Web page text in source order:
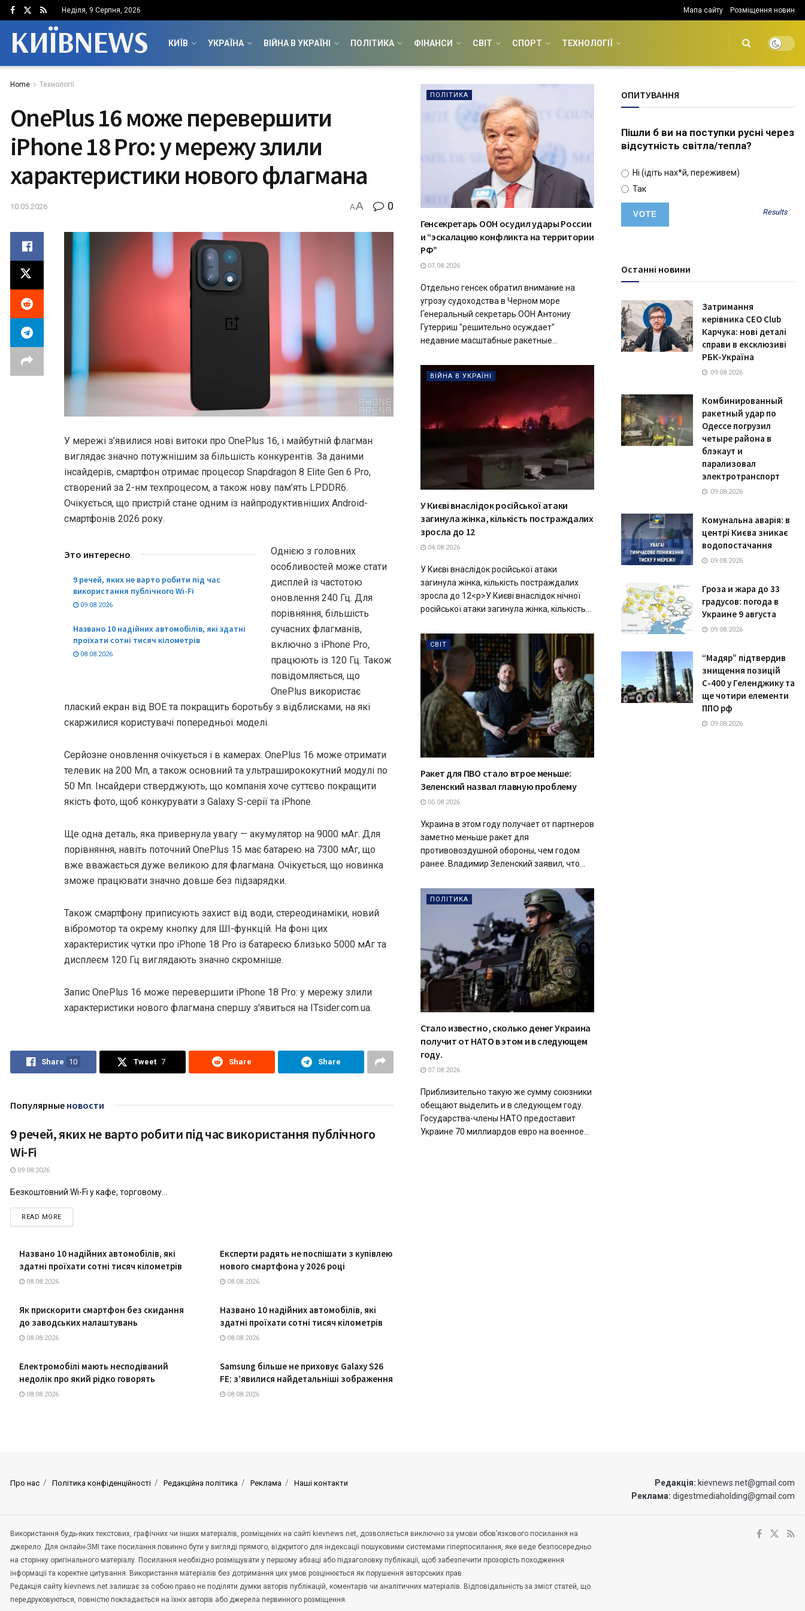
Неділя, 9 Серпня, 2026 Мапа сайту Розміщення новин
КИЇВNEWS КИЇВ УКРАЇНА ВІЙНА В УКРАЇНІ ПОЛІТИКА ФІНАНСИ СВІТ СПОРТ ТЕХНОЛОГІЇ
Home Технології
OnePlus 16 може перевершити
iPhone 18 Pro: у мережу злили
характеристики нового флагмана
10.05.2026 AA 0
У мережі з’явилися нові витоки про OnePlus 16, і майбутній флагман
виглядає значно потужнішим за більшість конкурентів. За даними
інсайдерів, смартфон отримає процесор Snapdragon 8 Elite Gen 6 Pro,
створений за 2-нм техпроцесом, а також нову пам’ять LPDDR6.
Очікується, що пристрій стане одним із найпродуктивніших Android-
смартфонів 2026 року.
Это интересно
9 речей, яких не варто робити під час
використання публічного Wi-Fi
09.08.2026
Названо 10 надійних автомобілів, які здатні
проїхати сотні тисяч кілометрів
08.08.2026
Однією з головних
особливостей може стати
дисплей із частотою
оновлення 240 Гц. Для
порівняння, більшість
сучасних флагманів,
включно з iPhone Pro,
працюють із 120 Гц. Також
повідомляється, що
OnePlus використає
плаский екран від BOE та покращить боротьбу з відблисками, на які
скаржилися користувачі попередньої моделі.
Серйозне оновлення очікується і в камерах. OnePlus 16 може отримати
телевик на 200 Мп, а також основний та ультраширококутний модулі по
50 Мп. Інсайдери стверджують, що компанія хоче суттєво покращити
якість фото, щоб конкурувати з Galaxy S-серії та iPhone.
Ще одна деталь, яка привернула увагу — акумулятор на 9000 мАг. Для
порівняння, навіть поточний OnePlus 15 має батарею на 7300 мАг, що
вже вважається дуже великою для флагмана. Очікується, що новинка
зможе працювати значно довше без підзарядки.
Також смартфону приписують захист від води, стереодинаміки, новий
вібромотор та окрему кнопку для ШI-функцій. На фоні цих
характеристик чутки про iPhone 18 Pro із батареєю близько 5000 мАг та
дисплеєм 120 Гц виглядають значно скромніше.
Запис OnePlus 16 може перевершити iPhone 18 Pro: у мережу злили
характеристики нового флагмана спершу з'явиться на ITsider.com.ua.
Share 10 Tweet 7 Share Share
Популярные новости
ТЕХНОЛОГІЇ
9 речей, яких не варто робити під час використання публічного
Wi-Fi
09.08.2026
Безкоштовний Wi-Fi у кафе, торговому...
READ MOREDETAILS
Названо 10 надійних автомобілів, які
здатні проїхати сотні тисяч кілометрів
08.08.2026
Експерти радять не поспішати з купівлею
нового смартфона у 2026 році
08.08.2026
Як прискорити смартфон без скидання
до заводських налаштувань
08.08.2026
Названо 10 надійних автомобілів, які
здатні проїхати сотні тисяч кілометрів
08.08.2026
Електромобілі мають несподіваний
недолік про який рідко говорять
08.08.2026
Samsung більше не приховує Galaxy S26
FE: з’явилися найдетальніші зображення
08.08.2026
ПОЛІТИКА
Генсекретарь ООН осудил удары России
и “эскалацию конфликта на территории
РФ”
07.08.2026
Отдельно генсек обратил внимание на
угрозу судоходства в Черном море
Генеральный секретарь ООН Антониу
Гутерриш "решительно осуждает"
недавние масштабные ракетные...
ВІЙНА В УКРАЇНІ
У Києві внаслідок російської атаки
загинула жінка, кількість постраждалих
зросла до 12
04.08.2026
У Києві внаслідок російської атаки
загинула жінка, кількість постраждалих
зросла до 12<p>У Києві внаслідок нічної
російської атаки загинула жінка, кількість...
СВІТ
Ракет для ПВО стало втрое меньше:
Зеленский назвал главную проблему
05.08.2026
Украина в этом году получает от партнеров
заметно меньше ракет для
противовоздушной обороны, чем годом
ранее. Владимир Зеленский заявил, что...
ПОЛІТИКА
Стало известно, сколько денег Украина
получит от НАТО в этом и в следующем
году.
07.08.2026
Приблизительно такую же сумму союзники
обещают выделить и в следующем году.
Государства-члены НАТО предоставит
Украине 70 миллиардов евро на военное...
ОПИТУВАННЯ
Пішли б ви на поступки русні через
відсутність світла/тепла?
Ні (ідіть нах*й, переживем)
Так
Results
Останні новини
Затримання
керівника CEO Club
Карчука: нові деталі
справи в ексклюзиві
РБК-Україна
09.08.2026
Комбинированный
ракетный удар по
Одессе погрузил
четыре района в
блэкаут и
парализовал
электротранспорт
09.08.2026
Комунальна аварія: в
центрі Києва зникає
водопостачання
09.08.2026
Гроза и жара до 33
градусов: погода в
Украине 9 августа
09.08.2026
“Мадяр” підтвердив
знищення позицій
С-400 у Геленджику та
ще чотири елементи
ППО рф
09.08.2026
Про нас Політика конфіденційності Редакційна політика Реклама Наші контакти Редакція: kievnews.net@gmail.com
Реклама: digestmediaholding@gmail.com
Використання будь-яких текстових, графічних чи інших матеріалів, розміщених на сайті kievnews.net, дозволяється виключно за умови обов’язкового посилання на
джерело. Для онлайн-ЗМІ таке посилання повинно бути у вигляді прямого, відкритого для індексації пошуковими системами гіперпосилання, яке веде безпосередньо
на сторінку оригінального матеріалу. Посилання необхідно розміщувати у першому абзаці або підзаголовку публікації, щоб забезпечити прозорість походження
інформації та коректне цитування. Використання матеріалів без дотримання цих умов розцінюється як порушення авторських прав.
Редакція сайту kievnews.net залишає за собою право не поділяти думки авторів публікацій, коментарів чи аналітичних матеріалів. Відповідальність за зміст статей, що
передруковуються, повністю покладається на їхніх авторів або джерела первинного розміщення.